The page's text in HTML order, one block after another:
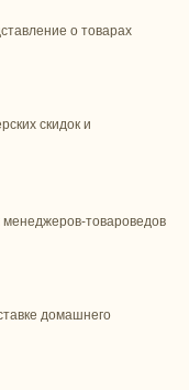
о товарах
скидок и
товароведов
домашнего